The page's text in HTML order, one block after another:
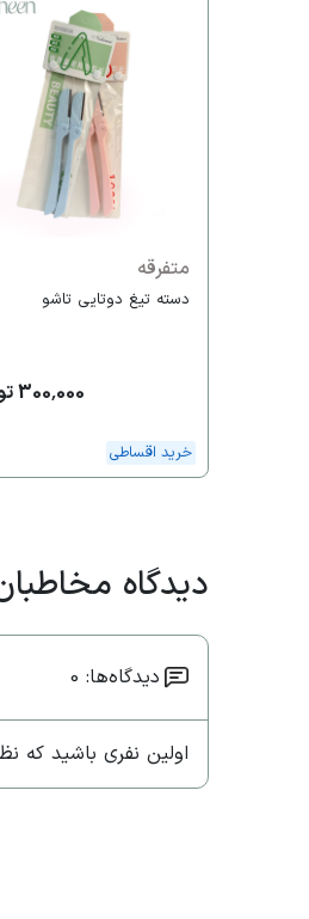
متفرقه
دسته تیغ دوتایی تاشو
300,000 تومان
خرید اقساطی
دیدگاه
دیدگاه‌ها: 0
اولین نفری باشید که